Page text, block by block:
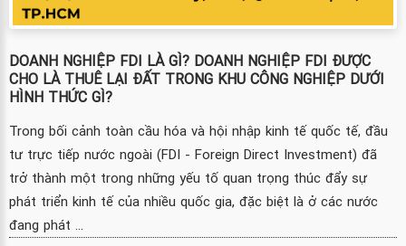
DOANH NGHIỆP FDI LÀ GÌ? DOANH NGHIỆP FDI ĐƯỢC
CHO LÀ THUÊ LẠI ĐẤT TRONG KHU CÔNG NGHIỆP DƯỚI
HÌNH THỨC GÌ?
Trong bối cảnh toàn cầu hóa và hội nhập kinh tế quốc tế, đầu
tư trực tiếp nước ngoài (FDI - Foreign Direct Investment) đã
trở thành một trong những yếu tố quan trọng thúc đẩy sự
phát triển kinh tế của nhiều quốc gia, đặc biệt là ở các nước
đang phát ...